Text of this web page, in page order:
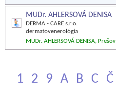
MUDr. AHLERSOVÁ DENISA
DERMA - CARE s.r.o.
dermatovenerológia
MUDr. AHLERSOVÁ DENISA, Prešov
1 2 9 A B C Č